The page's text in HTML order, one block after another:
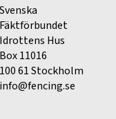
Svenska
Fäktförbundet
Idrottens Hus
Box 11016
100 61 Stockholm
info@fencing.se